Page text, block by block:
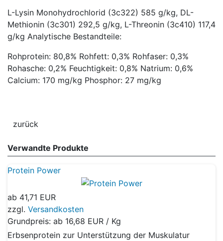
L-Lysin Monohydrochlorid (3c322) 585 g/kg, DL-
Methionin (3c301) 292,5 g/kg, L-Threonin (3c410) 117,4
g/kg Analytische Bestandteile:
Rohprotein: 80,8% Rohfett: 0,3% Rohfaser: 0,3%
Rohasche: 0,2% Feuchtigkeit: 0,8% Natrium: 0,6%
Calcium: 170 mg/kg Phosphor: 27 mg/kg
Verwandte Produkte
Protein Power
ab 41,71 EUR
zzgl. Versandkosten
Grundpreis: ab 16,68 EUR / Kg
Erbsenprotein zur Unterstützung der Muskulatur